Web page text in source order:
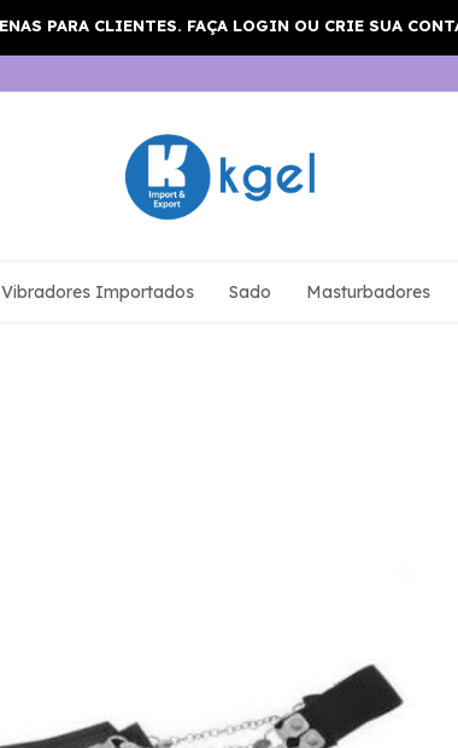
Vibradores Importados Sado Masturbadores